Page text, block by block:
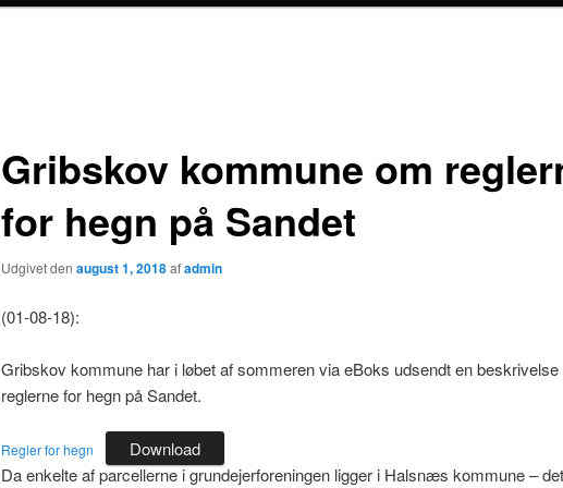
Gribskov kommune om
for hegn på Sandet
Udgivet den august 1, 2018afadmin
(01-08-18):
Gribskov kommune har i løbet af sommeren via eBoks udsendt en beskrivelse
reglerne for hegn på Sandet.
Regler for hegn
Download
Da enkelte af parcellerne i grundejerforeningen ligger i Halsnæs kommune –